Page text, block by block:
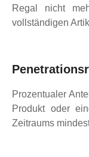
Regal nicht
vollständigen
Prozentualer
Produkt oder
Zeitraums